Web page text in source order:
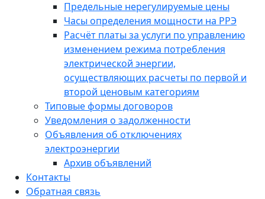
Предельные нерегулируемые цены
Часы определения мощности на РРЭ
Расчёт платы за услуги по управлению
изменением режима потребления
электрической энергии,
осуществляющих расчеты по первой и
второй ценовым категориям
Типовые формы договоров
Уведомления о задолженности
Объявления об отключениях
электроэнергии
Архив объявлений
Контакты
Обратная связь